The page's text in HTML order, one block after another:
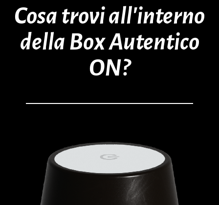
Cosa trovi all’interno
della Box Autentico
ON?